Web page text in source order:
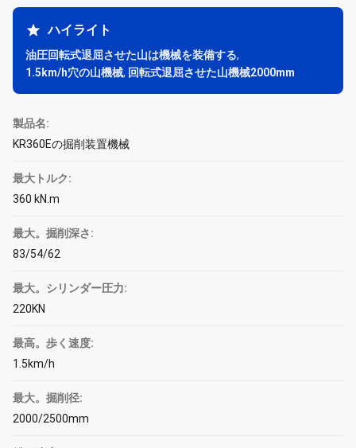
ハイライト
油圧回転式退屈させた山は機械を装備する,
1.5km/h穴の山機械, 回転式退屈させた山機械2000mm
製品名:
KR360Eの掘削装置機械
最大トルク:
360 kN.m
最大。掘削深さ:
83/54/62
最大。シリンダー圧力:
220KN
最高。歩く速度:
1.5km/h
最大。掘削径:
2000/2500mm